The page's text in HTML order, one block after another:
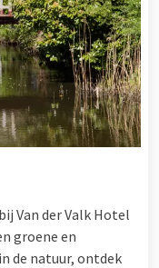
Van der Valk Hotel
groene en
de natuur, ontdek